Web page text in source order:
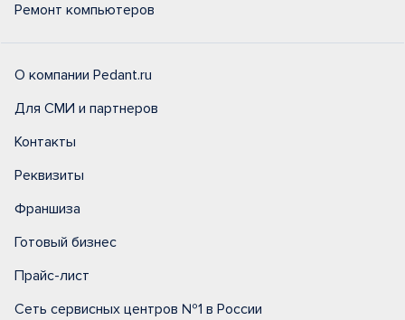
Ремонт компьютеров
О компании Pedant.ru
Для СМИ и партнеров
Контакты
Реквизиты
Франшиза
Готовый бизнес
Прайс-лист
Сеть сервисных центров №1 в России